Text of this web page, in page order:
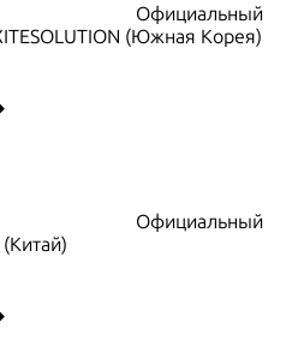
Официальный
(Южная Корея)
Официальный